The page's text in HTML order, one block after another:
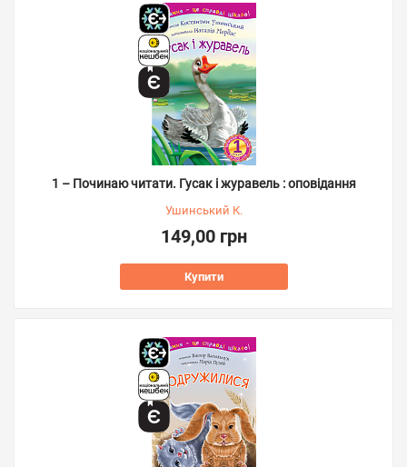
1 – Починаю читати. Гусак і журавель : оповідання
Ушинський К.
149,00 грн
Купити